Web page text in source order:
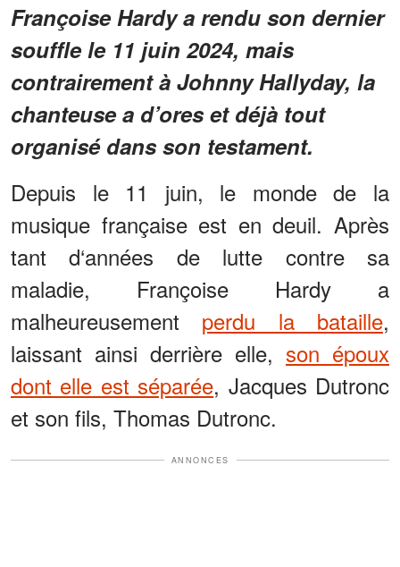
Françoise Hardy a rendu son dernier
souffle le 11 juin 2024, mais
contrairement à Johnny Hallyday, la
chanteuse a d’ores et déjà tout
organisé dans son testament.
Depuis le 11 juin, le monde de la
musique française est en deuil. Après
tant d‘années de lutte contre sa
maladie, Françoise Hardy a
malheureusement perdu la bataille,
laissant ainsi derrière elle, son époux
dont elle est séparée, Jacques Dutronc
et son fils, Thomas Dutronc.
ANNONCES